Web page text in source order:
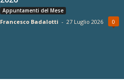
Appuntamenti del Mese
Francesco Badalotti - 27 Luglio 2026 0